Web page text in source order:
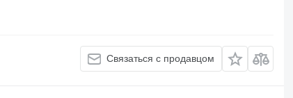
Связаться с продавцом